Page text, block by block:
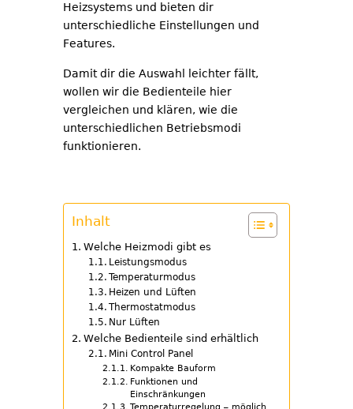
Heizsystems und bieten dir
unterschiedliche Einstellungen und
Features.
Damit dir die Auswahl leichter fällt,
wollen wir die Bedienteile hier
vergleichen und klären, wie die
unterschiedlichen Betriebsmodi
funktionieren.
Inhalt
Welche Heizmodi gibt es
Leistungsmodus
Temperaturmodus
Heizen und Lüften
Thermostatmodus
Nur Lüften
Welche Bedienteile sind erhältlich
Mini Control Panel
Kompakte Bauform
Funktionen und
Einschränkungen
Temperaturregelung – möglich